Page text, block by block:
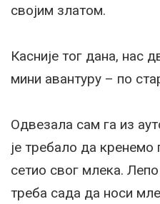
својим златом.
Касније тог дана, нас
мини авантуру – по
Одвезала сам га из
је требало да
сетио свог млека.
треба сада да носи